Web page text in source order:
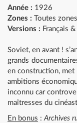
Année : 1926
Zones : Toutes zones
Versions : Français
Soviet, en avant !
grands
en construction, met
ambitions
inconnu car
maîtresses du
En bonus :Archives